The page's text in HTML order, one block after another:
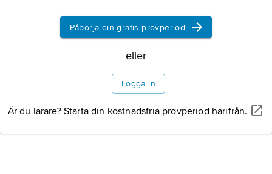
Påbörja din gratis provperiod
eller
Logga in
Är du lärare? Starta din kostnadsfria provperiod härifrån.